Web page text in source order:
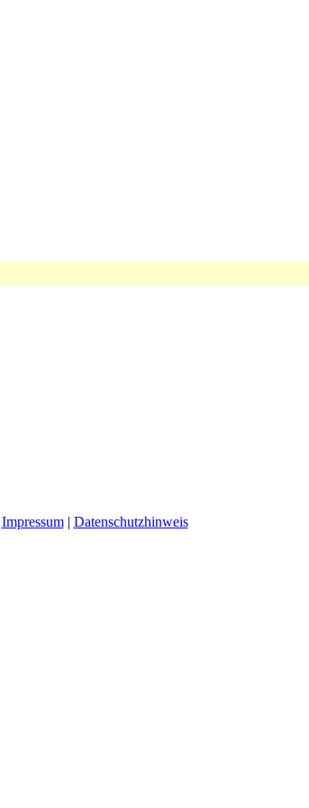
Impressum| Datenschutzhinweis